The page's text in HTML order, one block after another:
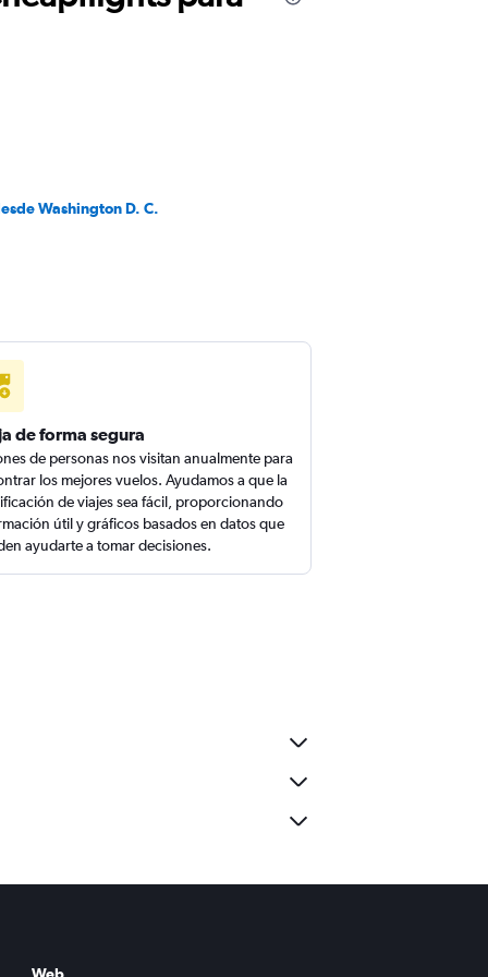
Washington D. C.
de forma segura
de personas nos visitan anualmente para
los mejores vuelos. Ayudamos a que la
de viajes sea fácil, proporcionando
útil y gráficos basados en datos que
ayudarte a tomar decisiones.